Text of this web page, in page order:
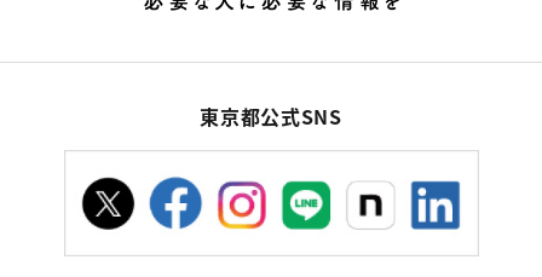
東京都公式SNS